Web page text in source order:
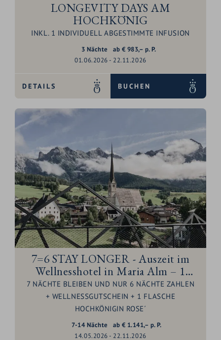
LONGEVITY DAYS AM
HOCHKÖNIG
INKL. 1 INDIVIDUELL ABGESTIMMTE INFUSION
3 Nächte
01.06.2026 - 22.11.2026
ab € 983,– p. P.
DETAILS BUCHEN
7=6 STAY LONGER - Auszeit im
Wellnesshotel in Maria Alm – 1
Nacht geschenkt
7 NÄCHTE BLEIBEN UND NUR 6 NÄCHTE ZAHLEN
+ WELLNESSGUTSCHEIN + 1 FLASCHE
HOCHKÖNIGIN ROSE´
7-14Nächte
14.05.2026 - 22.11.2026
ab € 1.141,– p. P.